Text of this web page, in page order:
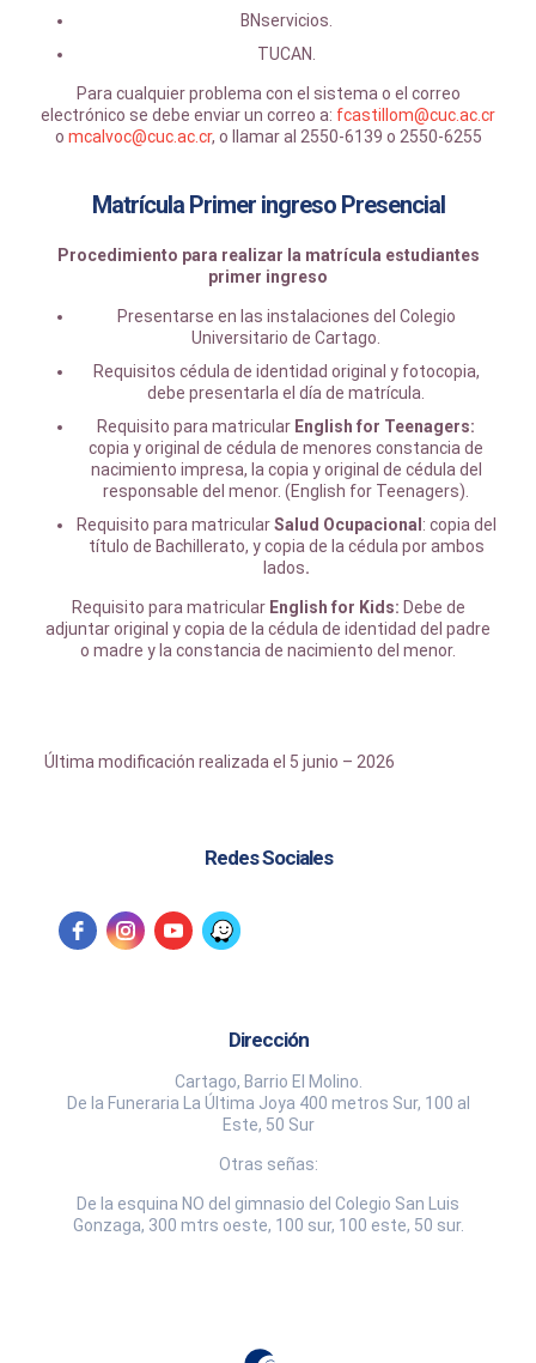
BNservicios.
TUCAN.
Para cualquier problema con el sistema o el correo
electrónico se debe enviar un correo a: fcastillom@cuc.ac.cr
o mcalvoc@cuc.ac.cr, o llamar al 2550-6139 o 2550-6255
Matrícula Primer ingreso Presencial
Procedimiento para realizar la matrícula estudiantes
primer ingreso
Presentarse en las instalaciones del Colegio
Universitario de Cartago.
Requisitos cédula de identidad original y fotocopia,
debe presentarla el día de matrícula.
Requisito para matricular English for Teenagers:
copia y original de cédula de menores constancia de
nacimiento impresa, la copia y original de cédula del
responsable del menor. (English for Teenagers).
Requisito para matricularSalud Ocupacional : copia del
título de Bachillerato, y copia de la cédula por ambos
lados.
Requisito para matricular English for Kids: Debe de
adjuntar original y copia de la cédula de identidad del padre
o madre y la constancia de nacimiento del menor.
Última modificación realizada el 5 junio – 2026
Redes Sociales
Dirección
Cartago, Barrio El Molino.
De la Funeraria La Última Joya 400 metros Sur, 100 al
Este, 50 Sur
Otras señas:
De la esquina NO del gimnasio del Colegio San Luis
Gonzaga, 300 mtrs oeste, 100 sur, 100 este, 50 sur.